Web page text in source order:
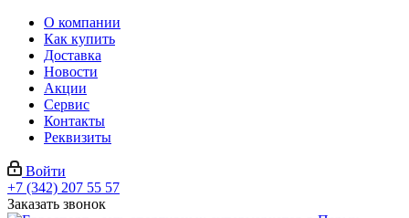
О компании
Как купить
Доставка
Новости
Акции
Сервис
Контакты
Реквизиты
Войти
+7 (342) 207 55 57
Заказать звонок